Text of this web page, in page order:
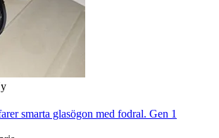
smarta glasögon med fodral. Gen 1